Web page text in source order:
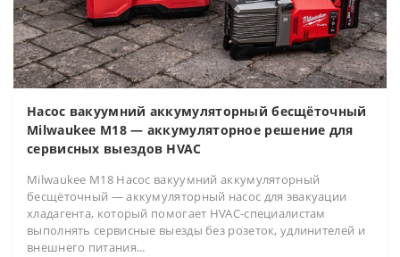
Насос вакуумний аккумуляторный бесщёточный
Milwaukee M18 — аккумуляторное решение для
сервисных выездов HVAC
Milwaukee M18 Насос вакуумний аккумуляторный
бесщёточный — аккумуляторный насос для эвакуации
хладагента, который помогает HVAC-специалистам
выполнять сервисные выезды без розеток, удлинителей и
внешнего питания...